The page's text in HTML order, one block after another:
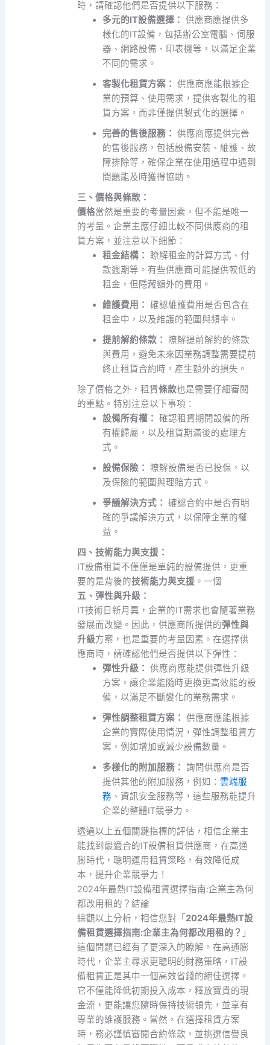
時，請確認他們是否提供以下服務：
多元的IT設備選擇： 供應商應提供多
樣化的IT設備，包括辦公室電腦、伺服
器、網路設備、印表機等，以滿足企業
不同的需求。
客製化租賃方案： 供應商應能根據企
業的預算、使用需求，提供客製化的租
賃方案，而非僅提供製式化的選擇。
完善的售後服務： 供應商應提供完善
的售後服務，包括設備安裝、維護、故
障排除等，確保企業在使用過程中遇到
問題能及時獲得協助。
三、價格與條款：
價格當然是重要的考量因素，但不能是唯一
的考量。企業主應仔細比較不同供應商的租
賃方案，並注意以下細節：
租金結構：
瞭解租金的計算方式、付
款週期等。有些供應商可能提供較低的
租金，但隱藏額外的費用。
維護費用： 確認維護費用是否包含在
租金中，以及維護的範圍與頻率。
提前解約條款：
瞭解提前解約的條款
與費用，避免未來因業務調整需要提前
終止租賃合約時，產生額外的損失。
除了價格之外，租賃條款也是需要仔細審閱
的重點。特別注意以下事項：
設備所有權： 確認租賃期間設備的所
有權歸屬，以及租賃期滿後的處理方
式。
設備保險：
瞭解設備是否已投保，以
及保險的範圍與理賠方式。
爭議解決方式： 確認合約中是否有明
確的爭議解決方式，以保障企業的權
益。
四、技術能力與支援：
IT設備租賃不僅僅是單純的設備提供，更重
要的是背後的技術能力與支援 。一個
五、彈性與升級：
IT技術日新月異，企業的IT需求也會隨著業務
發展而改變。因此，供應商所提供的彈性與
升級方案，也是重要的考量因素。在選擇供
應商時，請確認他們是否提供以下彈性：
彈性升級： 供應商應能提供彈性升級
方案，讓企業能隨時更換更高效能的設
備，以滿足不斷變化的業務需求。
彈性調整租賃方案： 供應商應能根據
企業的實際使用情況，彈性調整租賃方
案，例如增加或減少設備數量。
多樣化的附加服務： 詢問供應商是否
提供其他的附加服務，例如： 雲端服
務 、資訊安全服務等，這些服務能提升
企業的整體IT競爭力。
透過以上五個關鍵指標的評估，相信企業主
能找到最適合的IT設備租賃供應商，在高通
膨時代，聰明運用租賃策略，有效降低成
本，提升企業競爭力！
2024年最熱IT設備租賃選擇指南:企業主為何
都改用租的？結論
綜觀以上分析，相信您對「 2024年最熱IT設
備租賃選擇指南:企業主為何都改用租的？ 」
這個問題已經有了更深入的瞭解。在高通膨
時代，企業主尋求更聰明的財務策略，IT設
備租賃正是其中一個高效省錢的絕佳選擇。
它不僅能降低初期投入成本，釋放寶貴的現
金流，更能讓您隨時保持技術領先，並享有
專業的維護服務。當然，在選擇租賃方案
時，務必謹慎審閱合約條款，並挑選信譽良